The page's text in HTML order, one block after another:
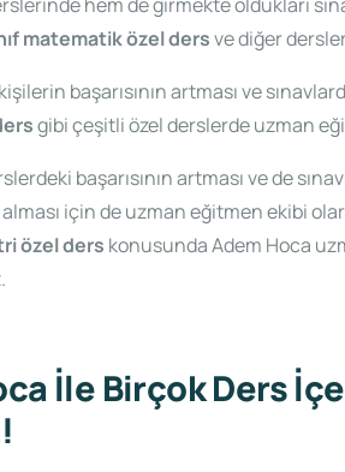
matematik özel dersve diğer
başarısının artması ve
gibi çeşitli özel derslerde uzman
başarısının artması ve de
için de uzman eğitmen ekibi
özel ders konusunda Adem Hoca
İle Birçok Ders